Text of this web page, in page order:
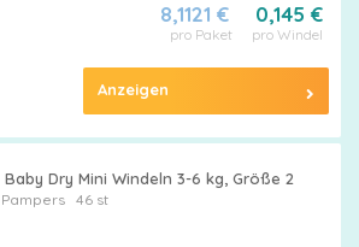
0,145 €
pro Windel
8,1121 €
pro Paket
Anzeigen
Baby Dry Mini Windeln 3-6 kg, Größe 2
Pampers46 st